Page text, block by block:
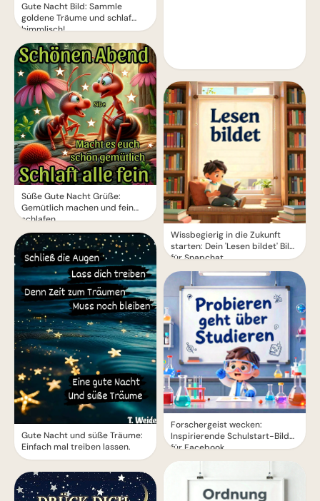
Gute Nacht Bild: Sammle
goldene Träume und schlaf
himmlisch!
Süße Gute Nacht Grüße:
Gemütlich machen und fein
schlafen
Gute Nacht und süße Träume:
Einfach mal treiben lassen.
Wissbegierig in die Zukunft
starten: Dein 'Lesen bildet' Bild
für Snapchat
Forschergeist wecken:
Inspirierende Schulstart-Bilder
für Facebook